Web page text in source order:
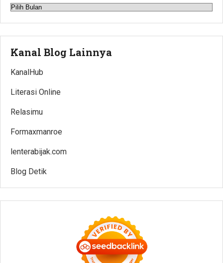
Arsip
Kanal Blog Lainnya
KanalHub
Literasi Online
Relasimu
Formaxmanroe
lenterabijak.com
Blog Detik